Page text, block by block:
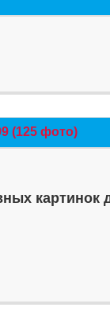
(125 фото)
картинок